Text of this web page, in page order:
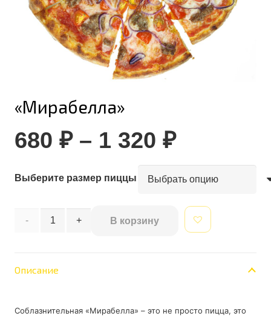
«Мирабелла»
680 ₽ – 1 320 ₽
680 ₽
–
1
320 ₽
Выберите размер пиццы
Количество
"Мирабелла"
В корзину
Описание
Соблазнительная «Мирабелла» – это не просто пицца, это